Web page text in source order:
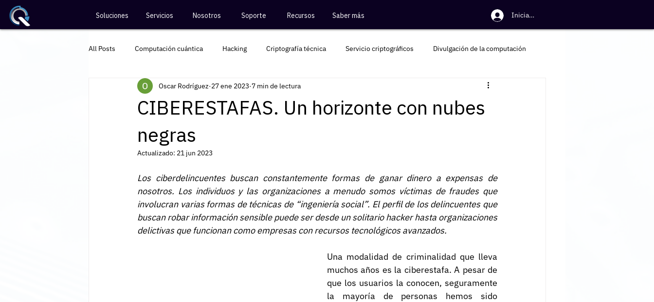
Soluciones Servicios Nosotros Soporte Recursos Saber más Iniciar sesión
All Posts Computación cuántica Hacking Criptografía técnica Servicio criptográficos Divulgación de la computación
Divulgación de ciberseguridad Criptografía Colombia
CIBERESTAFAS. Un horizonte con nubes
negras
Oscar Rodríguez 27 ene 2023 7 min de lectura
Actualizado: 21 jun 2023
Los ciberdelincuentes buscan constantemente formas de ganar dinero a expensas de
nosotros. Los individuos y las organizaciones a menudo somos víctimas de fraudes que
involucran varias formas de técnicas de “ingeniería social”. El perfil de los delincuentes que
buscan robar información sensible puede ser desde un solitario hacker hasta organizaciones
delictivas que funcionan como empresas con recursos tecnológicos avanzados.
Una modalidad de criminalidad que lleva
muchos años es la ciberestafa. A pesar de
que los usuarios la conocen, seguramente
la mayoría de personas hemos sido